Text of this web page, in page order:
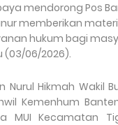
mendorong Pos
memberikan
hukum bagi
(03/06/2026).
Hikmah Wakil
Kemenhum
MUI Kecamatan